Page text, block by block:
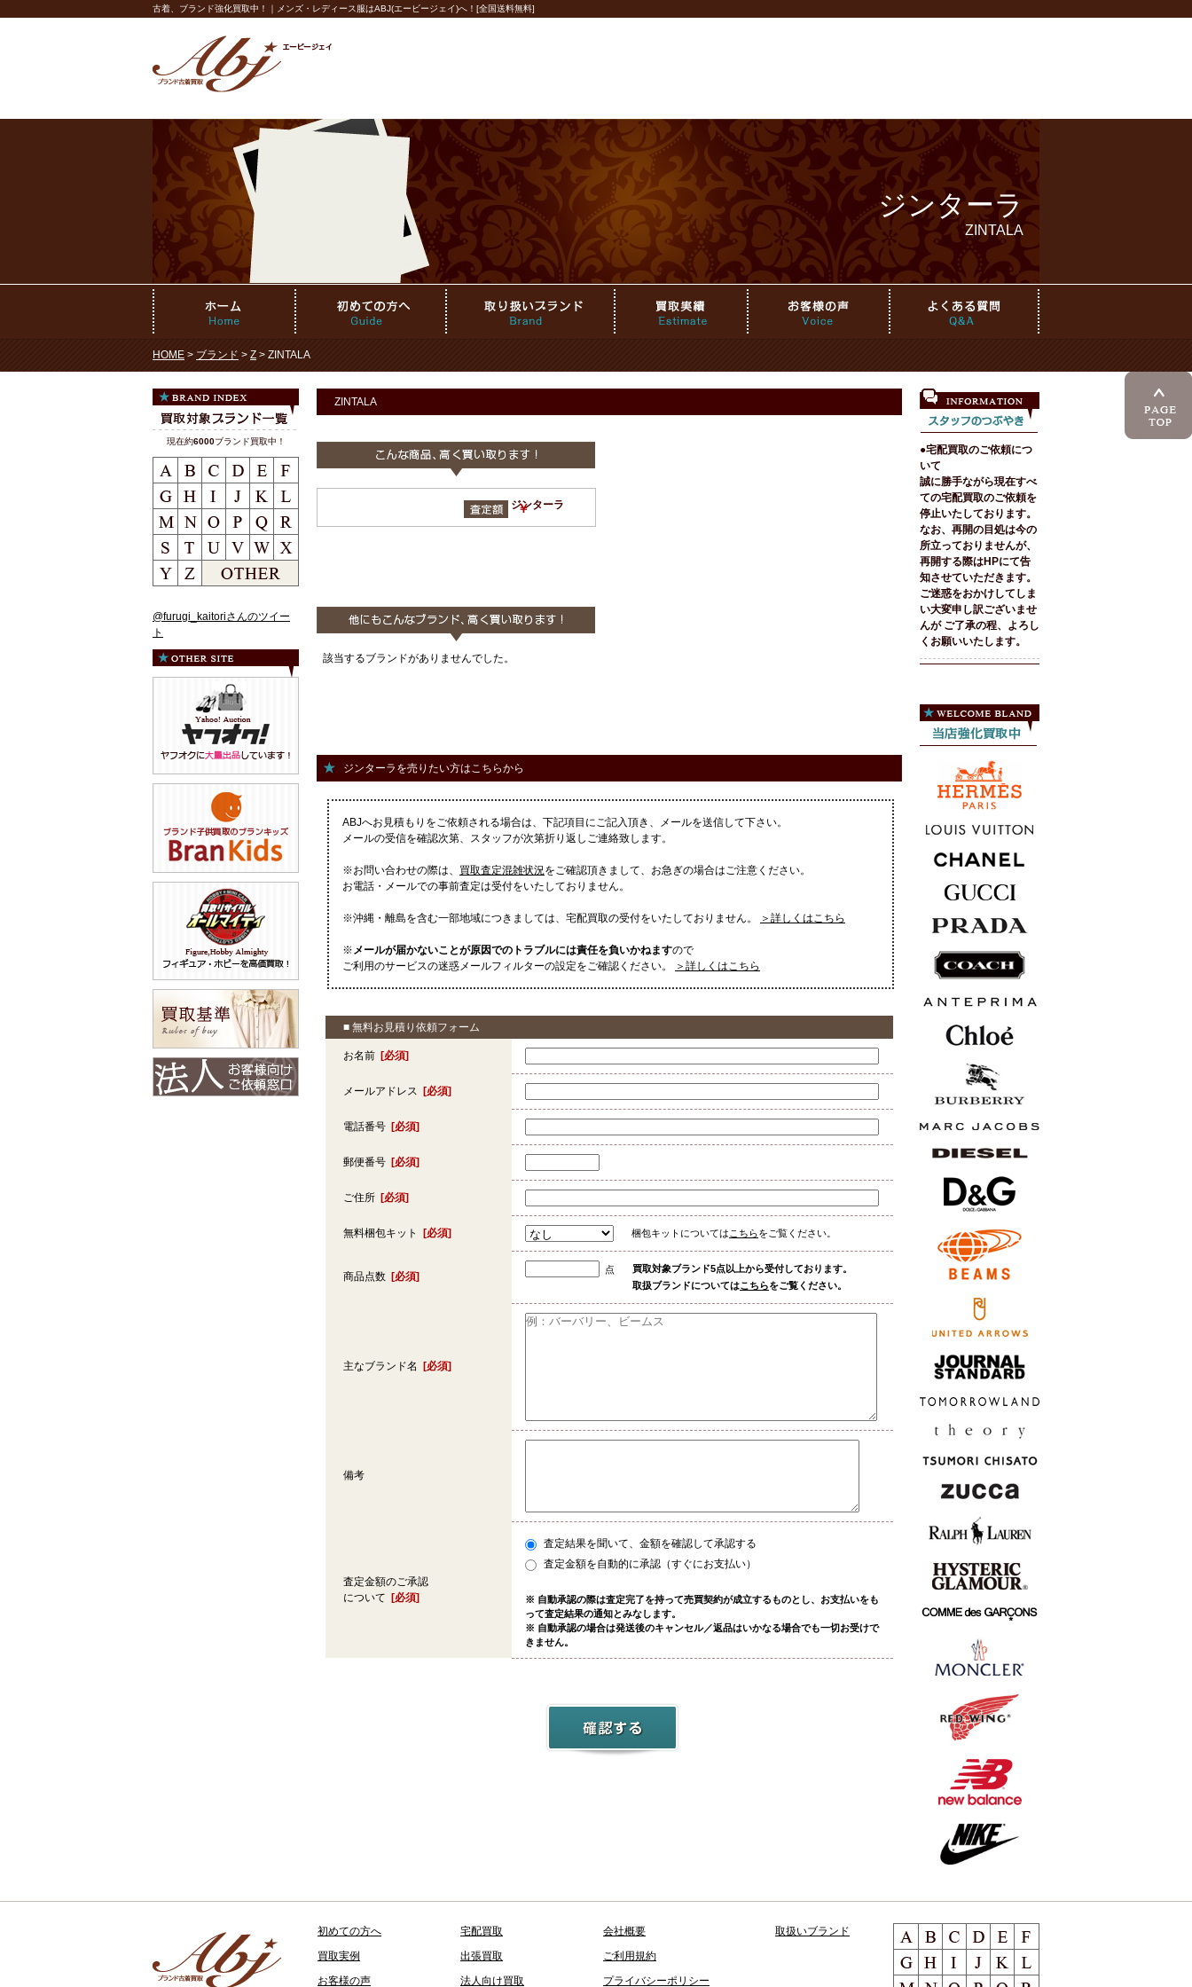
古着、ブランド強化買取中！｜メンズ・レディース服はABJ(エービージェイ)へ！[全国送料無料]
ジンターラ
ZINTALA
HOME > ブランド > Z > ZINTALA
現在約6000ブランド買取中！
@furugi_kaitoriさんのツイー
ト
ZINTALA
ZINTALA ジンターラ
￥
該当するブランドがありませんでした。
ジンターラを売りたい方はこちらから
ABJへお見積もりをご依頼される場合は、下記項目にご記入頂き、メールを送信して下さい。
メールの受信を確認次第、スタッフが次第折り返しご連絡致します。
※お問い合わせの際は、 買取査定混雑状況をご確認頂きまして、お急ぎの場合はご注意ください。
お電話・メールでの事前査定は受付をいたしておりません。
※沖縄・離島を含む一部地域につきましては、宅配買取の受付をいたしておりません。 ＞詳しくはこちら
※メールが届かないことが原因でのトラブルには責任を負いかねますので
ご利用のサービスの迷惑メールフィルターの設定をご確認ください。
＞詳しくはこちら
■ 無料お見積り依頼フォーム
お名前 [必須]
メールアドレス [必須]
電話番号 [必須]
郵便番号 [必須]
ご住所 [必須]
無料梱包キット [必須] 梱包キットについては こちらをご覧ください。
商品点数 [必須]
点
買取対象ブランド5点以上から受付しております。
取扱ブランドについてはこちらをご覧ください。
主なブランド名 [必須]
備考
査定金額のご承認
について
[必須]
査定結果を聞いて、金額を確認して承認する
査定金額を自動的に承認（すぐにお支払い）
※ 自動承認の際は査定完了を持って売買契約が成立するものとし、お支払いをも
って査定結果の通知とみなします。
※ 自動承認の場合は発送後のキャンセル／返品はいかなる場合でも一切お受けで
きません。
●宅配買取のご依頼につ
いて
誠に勝手ながら現在すべ
ての宅配買取のご依頼を
停止いたしております。
なお、再開の目処は今の
所立っておりませんが、
再開する際はHPにて告
知させていただきます。
ご迷惑をおかけしてしま
い大変申し訳ございませ
んが ご了承の程、よろし
くお願いいたします。
初めての方へ 宅配買取 会社概要
取扱いブランド
買取実例
出張買取
ご利用規約
お客様の声
法人向け買取 プライバシーポリシー